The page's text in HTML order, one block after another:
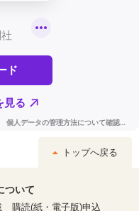
トップへ戻る
ついて
購読(紙・電子版)申込